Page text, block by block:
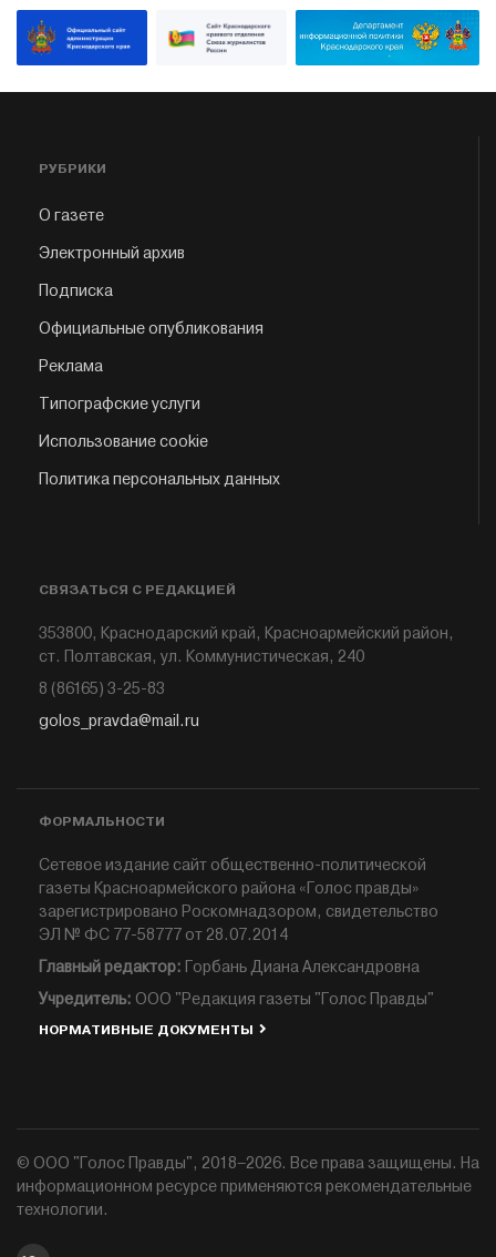
РУБРИКИ
О газете
Электронный архив
Подписка
Официальные опубликования
Реклама
Типографские услуги
Использование cookie
Политика персональных данных
СВЯЗАТЬСЯ С РЕДАКЦИЕЙ
353800, Краснодарский край, Красноармейский район,
ст. Полтавская, ул. Коммунистическая, 240
8 (86165) 3-25-83
golos_pravda@mail.ru
ФОРМАЛЬНОСТИ
Сетевое издание сайт общественно-политической
газеты Красноармейского района «Голос правды»
зарегистрировано Роскомнадзором, свидетельство
ЭЛ № ФС 77-58777 от 28.07.2014
Главный редактор: Горбань Диана Александровна
Учредитель: ООО "Редакция газеты "Голос Правды"
НОРМАТИВНЫЕ ДОКУМЕНТЫ
© ООО "Голос Правды", 2018–2026. Все права защищены. На
информационном ресурсе применяются рекомендательные
технологии.